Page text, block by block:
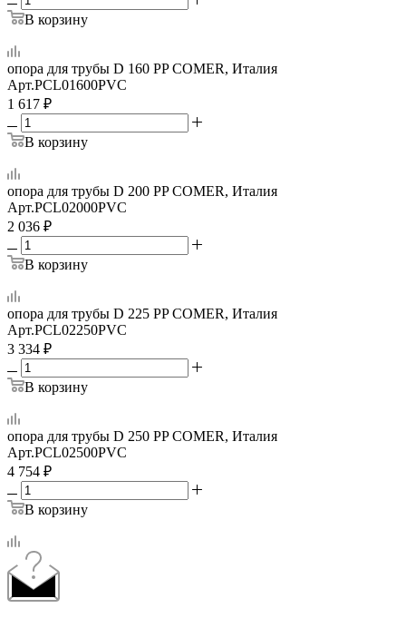
В корзину
опора для трубы D 160 PP COMER, Италия
Арт.PCL01600PVC
1 617 ₽
В корзину
опора для трубы D 200 PP COMER, Италия
Арт.PCL02000PVC
2 036 ₽
В корзину
опора для трубы D 225 PP COMER, Италия
Арт.PCL02250PVC
3 334 ₽
В корзину
опора для трубы D 250 PP COMER, Италия
Арт.PCL02500PVC
4 754 ₽
В корзину